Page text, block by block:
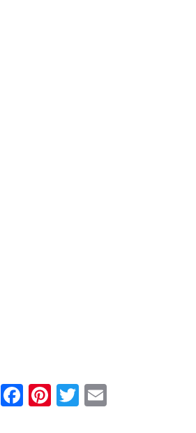
LinkedIn
Facebook
Pinterest
Twitter